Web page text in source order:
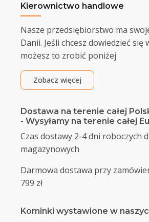
Kierownictwo handlowe
Nasze przedsiębiorstwo ma
Danii. Jeśli chcesz dowiedzieć się
możesz to zrobić poniżej
Zobacz więcej
Dostawa na terenie całej
- Wysyłamy na terenie całej
Czas dostawy 2-4 dni roboczych
magazynowych
Darmowa dostawa przy
799 zł
Kominki wystawione w